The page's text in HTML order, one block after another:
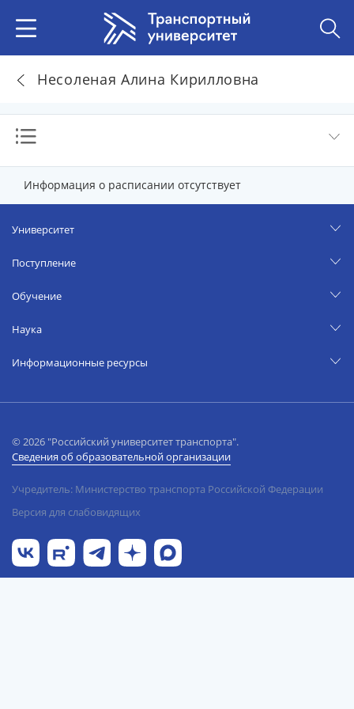
Несоленая Алина Кирилловна
Информация о расписании отсутствует
Университет
Поступление
Обучение
Наука
Информационные ресурсы
© 2026 "Российский университет транспорта".
Сведения об образовательной организации
Учредитель: Министерство транспорта Российской Федерации
Версия для слабовидящих